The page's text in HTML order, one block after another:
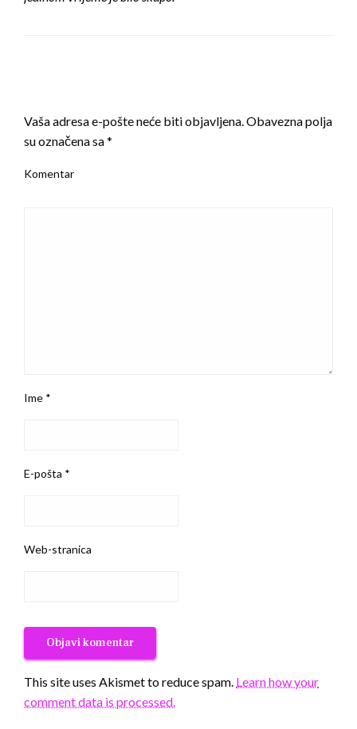
Vaša adresa e-pošte neće biti objavljena.Obavezna polja
su označena sa*
Komentar
Ime *
E-pošta *
Web-stranica
This site uses Akismet to reduce spam. Learn how your
comment data is processed.